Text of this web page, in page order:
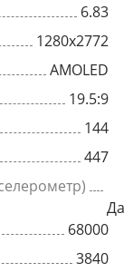
6.83
1280x2772
AMOLED
19.5:9
144
447
Да
68000
3840